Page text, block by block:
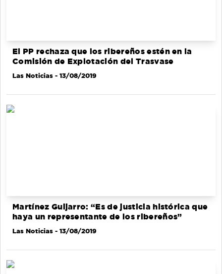
El PP rechaza que los ribereños estén en la
Comisión de Explotación del Trasvase
Las Noticias - 13/08/2019
Martínez Guijarro: “Es de justicia histórica que
haya un representante de los ribereños”
Las Noticias - 13/08/2019